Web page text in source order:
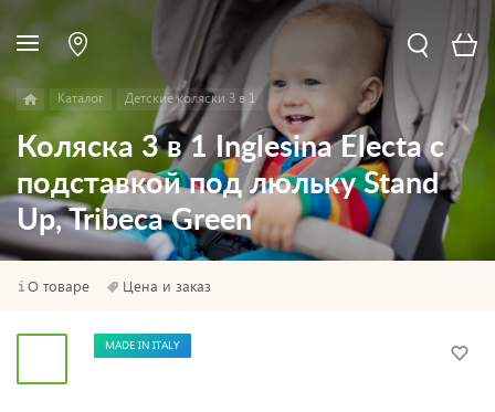
Каталог Детские коляски 3 в 1
Коляска 3 в 1 Inglesina Electa с
подставкой под люльку Stand
Up, Tribeca Green
О товаре Цена и заказ
MADE IN ITALY